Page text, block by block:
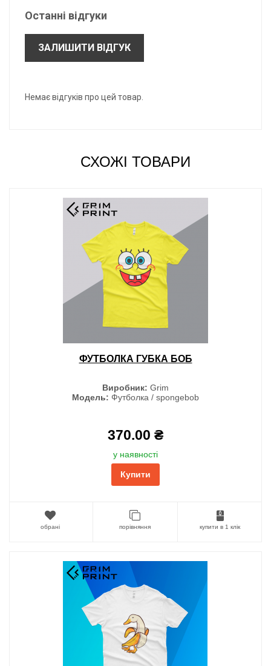
Всі розміри одягу:
Останні відгуки
ЗАЛИШИТИ ВІДГУК
Немає відгуків про цей товар.
СХОЖІ ТОВАРИ
ФУТБОЛКА ГУБКА БОБ
Виробник: Grim
Модель: Футболка / spongebob
370.00 ₴
у наявності
Купити
обрані порівняння купити в 1 клік